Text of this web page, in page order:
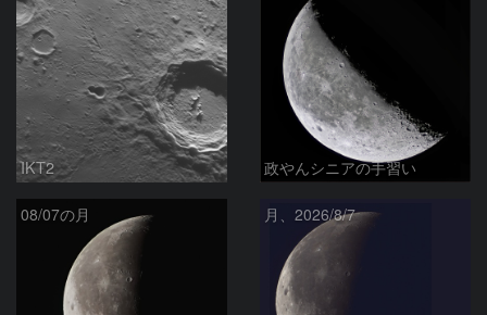
IKT2 政やんシニアの手習い
08/07の月 月、2026/8/7